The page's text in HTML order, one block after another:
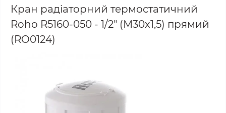
Кран радіаторний термостатичний
Roho R5160-050 - 1/2" (М30х1,5) прямий
(RO0124)